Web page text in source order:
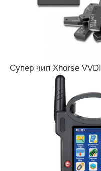
Главная страница
Супер чип Xhorse VVDI